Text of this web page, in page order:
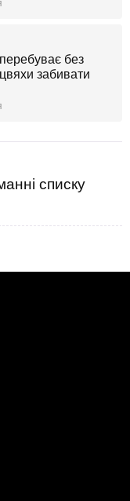
без
забивати
списку